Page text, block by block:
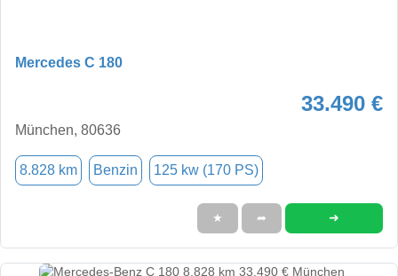
Mercedes C 180
33.490 €
München, 80636
8.828 km Benzin 125 kw (170 PS)
★ ➦ ➜